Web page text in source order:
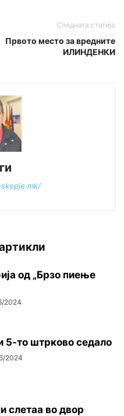
Следната статија
Првото место за вредните
ИЛИНДЕНКИ
од „Брзо пиење
2024
5-то штрково седало
2024
слетаа во двор